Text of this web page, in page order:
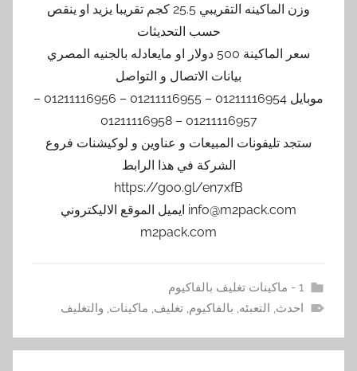
وزن الماكينه التقريبي 25.5 كجم تقريبا يزيد او ينقص
حسب التحديثات
سعر الماكينة 500 دولار او مايعادله بالجنيه المصري
بيانات الاتصال و التواصل
موبايل 01211116954 – 01211116955 – 01211116956 –
01211116957 – 01211116958
ستجد تليفونات المبيعات و عناوين و لوكيشنات فروع
الشركة في هذا الرابط
https://goo.gl/en7xfB
info@m2pack.com ايميل الموقع الاليكتروني
m2pack.com
1 - ماكينات تغليف بالفاكيوم
احدث, التعبئه, بالفاكيوم,تغليف, ماكينات, والتغليف